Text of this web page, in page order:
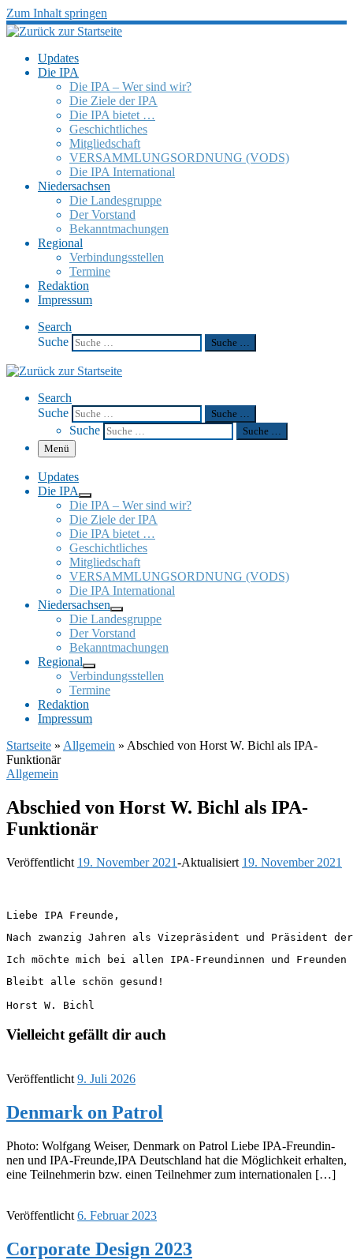
Zum Inhalt springen
Updates
Die IPA
Die IPA – Wer sind wir?
Die Ziele der IPA
Die IPA bietet …
Geschicht­li­ches
Mitglied­schaft
VERSAMMLUNGSORDNUNG (VODS)
Die IPA Inter­na­tio­nal
Nieder­sach­sen
Die Landes­gruppe
Der Vorstand
Bekannt­ma­chun­gen
Regio­nal
Verbin­dungs­stel­len
Termine
Redak­tion
Impres­sum
Search
Suche
Suche …
Search
Suche
Suche …
Suche
Suche …
Menü
Updates
Die IPA
Die IPA – Wer sind wir?
Die Ziele der IPA
Die IPA bietet …
Geschicht­li­ches
Mitglied­schaft
VERSAMMLUNGSORDNUNG (VODS)
Die IPA Inter­na­tio­nal
Nieder­sach­sen
Die Landes­gruppe
Der Vorstand
Bekannt­ma­chun­gen
Regio­nal
Verbin­dungs­stel­len
Termine
Redak­tion
Impres­sum
Startseite » Allgemein » Abschied von Horst W. Bichl als IPA-
Funktionär
Allgemein
Abschied von Horst W. Bichl als IPA-
Funk­tio­när
Veröffentlicht 19. November 2021-Aktualisiert 19. November 2021
Liebe IPA Freunde,
Nach zwanzig Jahren als Vizepräsident und Präsident
Ich möchte mich bei allen IPA-Freundinnen und
Bleibt alle schön gesund!
Horst W. Bichl
Vielleicht gefällt dir auch
Veröffentlicht 9. Juli 2026
Denmark on Patrol
Photo: Wolf­gang Weiser, Denmark on Patrol Liebe IPA-Freun­­din­­
nen und IPA-Freunde,IPA Deutsch­land hat die Möglich­keit erhal­ten,
eine Teil­neh­me­rin bzw. einen Teil­neh­mer zum inter­na­tio­na­len […]
Veröffentlicht 6. Februar 2023
Corpo­rate Design 2023